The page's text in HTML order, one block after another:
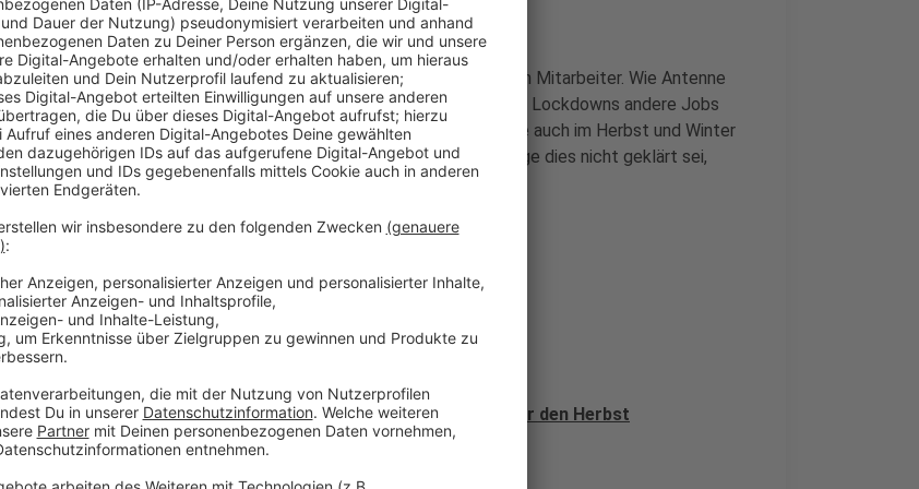
Eine große Herausforderung seien aber nach wie vor die fehlenden Mitarbeiter. Wie Antenne
Düsseldorf bereits berichtet hat, mussten sich viele während des Lockdowns andere Jobs
suchen. Erst wenn mehr oder weniger sicher sei, dass die Betriebe auch im Herbst und Winter
geöffnet sein können, würden viele wieder zurückkommen. Solange dies nicht geklärt sei,
würden es sich viele nachvollziehbarer Weise gründlich überlegen.
Anzeige
Weitere Infos und Links zu diesem Thema:
Anzeige
DEHOGA: Rück- und Ausblick: Lockerungen jetzt und Pläne für den Herbst
Mitarbeiterschwund in der Gastronomie